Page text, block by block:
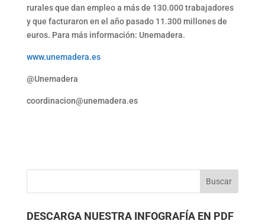
rurales que dan empleo a más de 130.000 trabajadores
y que facturaron en el año pasado 11.300 millones de
euros. Para más información: Unemadera.
www.unemadera.es
@Unemadera
coordinacion@unemadera.es
DESCARGA NUESTRA INFOGRAFÍA EN PDF